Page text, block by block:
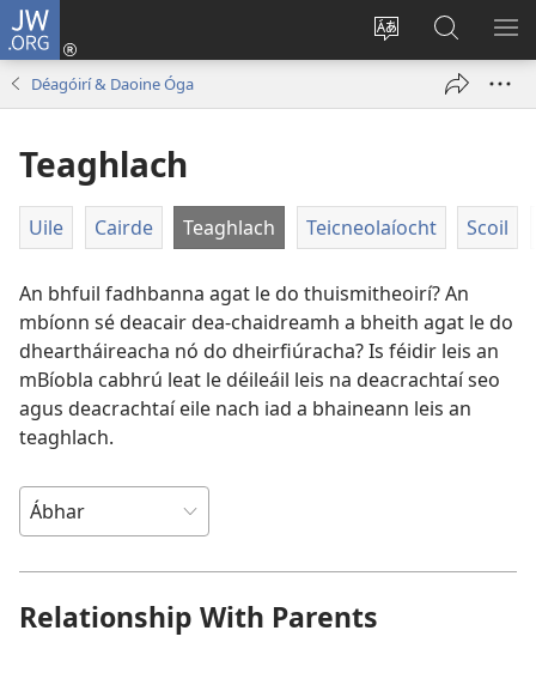
JW.ORG
Athraigh
Logáil
Isteach
ar
JW.ORG
Déagóirí & Daoine Óga
Teaghlach
Uile Cairde Teaghlach Teicneolaíocht Scoil
An bhfuil fadhbanna agat le do thuismitheoirí? An
mbíonn sé deacair dea-chaidreamh a bheith agat le do
dheartháireacha nó do dheirfiúracha? Is féidir leis an
mBíobla cabhrú leat le déileáil leis na deacrachtaí seo
agus deacrachtaí eile nach iad a bhaineann leis an
teaghlach.
Relationship With Parents